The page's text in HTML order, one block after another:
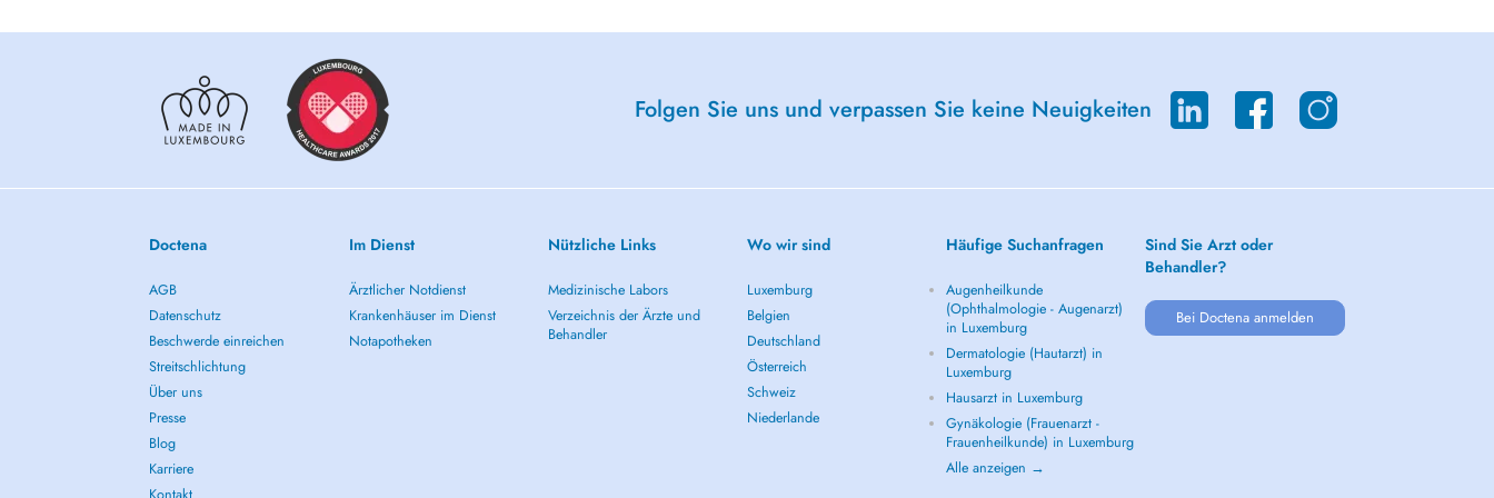
Folgen Sie uns und verpassen Sie keine Neuigkeiten
Doctena
AGB
Datenschutz
Beschwerde einreichen
Streitschlichtung
Über uns
Presse
Blog
Karriere
Im Dienst
Ärztlicher Notdienst
Krankenhäuser im Dienst
Notapotheken
Nützliche Links
Medizinische Labors
Verzeichnis der Ärzte und
Behandler
Wo wir sind
Luxemburg
Belgien
Deutschland
Österreich
Schweiz
Niederlande
Häufige Suchanfragen
Augenheilkunde
(Ophthalmologie - Augenarzt)
in Luxemburg
Dermatologie (Hautarzt) in
Luxemburg
Hausarzt in Luxemburg
Gynäkologie (Frauenarzt -
Frauenheilkunde) in Luxemburg
Alle anzeigen →
Sind Sie Arzt oder
Behandler?
Bei Doctena anmelden